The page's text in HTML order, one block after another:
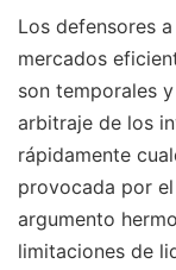
Los defensores
mercados
son temporales
arbitraje de los
rápidamente
provocada por
argumento
limitaciones de